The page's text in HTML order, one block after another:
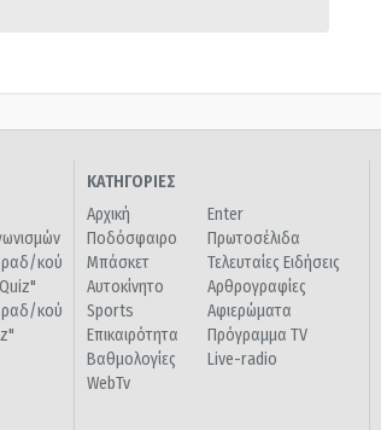
ραδ/κού
ραδ/κού
ΚΑΤΗΓΟΡΙΕΣ
Αρχική
Ποδόσφαιρο
Μπάσκετ
Αυτοκίνητο
Sports
Επικαιρότητα
Βαθμολογίες
WebTv
Enter
Πρωτοσέλιδα
Τελευταίες Ειδήσεις
Αρθρογραφίες
Αφιερώματα
Πρόγραμμα TV
Live-radio